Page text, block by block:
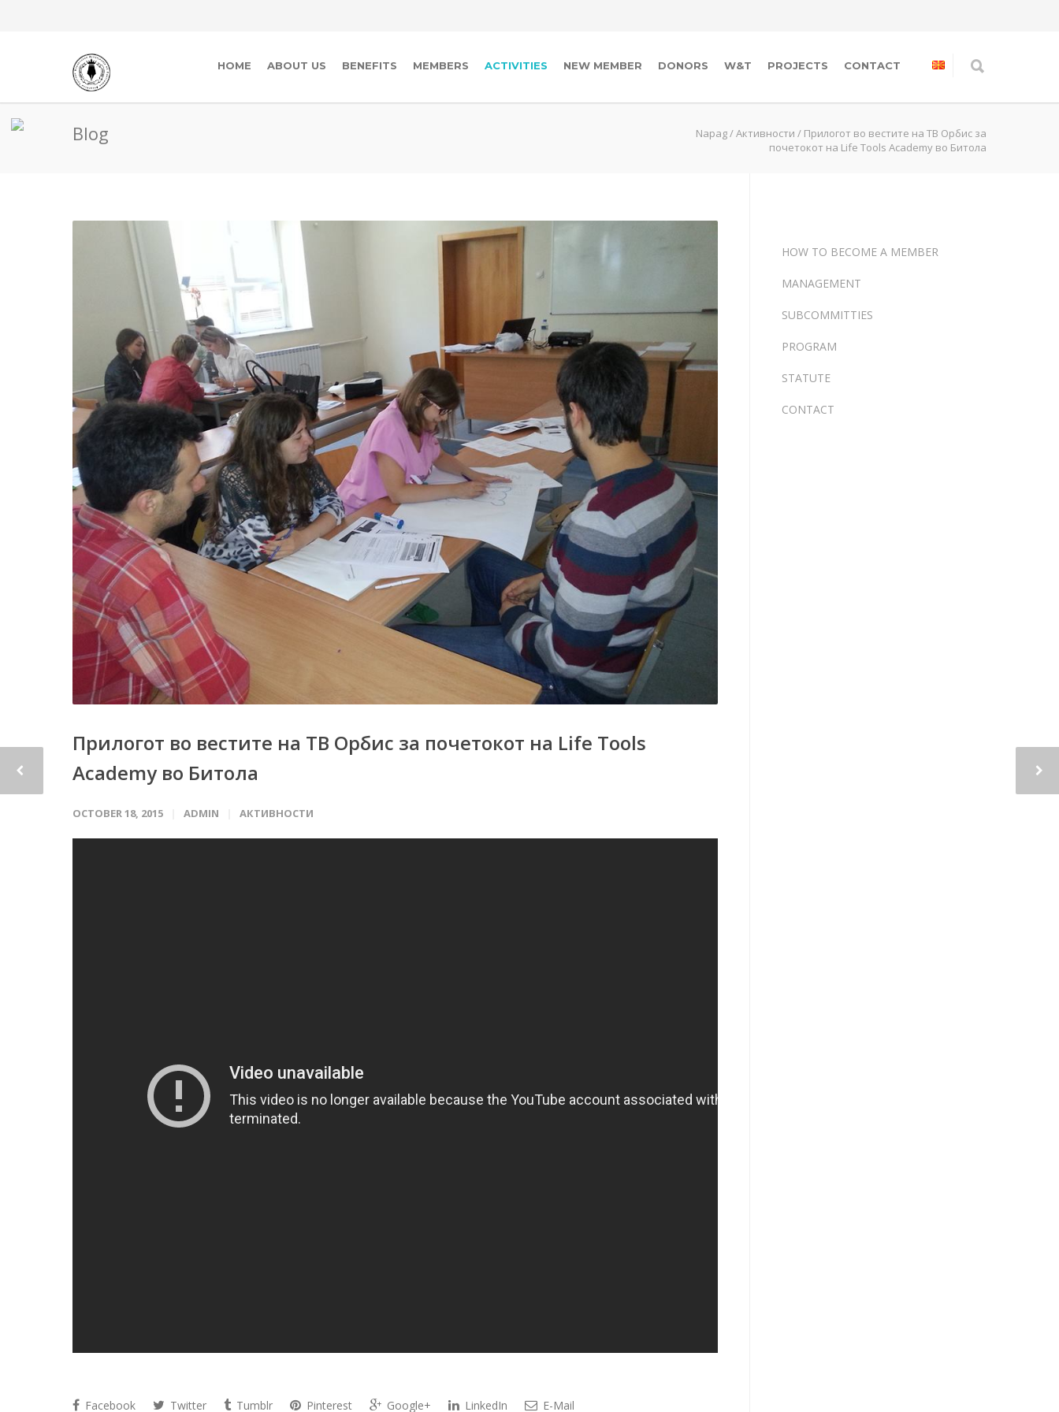
HOME ABOUT US BENEFITS MEMBERS ACTIVITIES NEW MEMBER DONORS W&T PROJECTS CONTACT
Blog Napag/Активности / Прилогот во вестите на ТВ Орбис за
почетокот на Life Tools Academy во Битола
Прилогот во вестите на ТВ Орбис за почетокот на Life Tools
Academy во Битола
OCTOBER 18, 2015 ADMIN АКТИВНОСТИ
Facebook Twitter Tumblr Pinterest Google+ LinkedIn E-Mail
HOW TO BECOME A MEMBER
MANAGEMENT
SUBCOMMITTIES
PROGRAM
STATUTE
CONTACT